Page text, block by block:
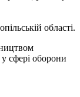
області.
у сфері оборони